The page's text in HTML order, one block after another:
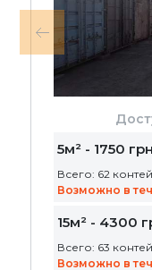
5м² - 1750
Всего: 62
Возможно в
15м² - 4300
Всего: 63
Возможно в